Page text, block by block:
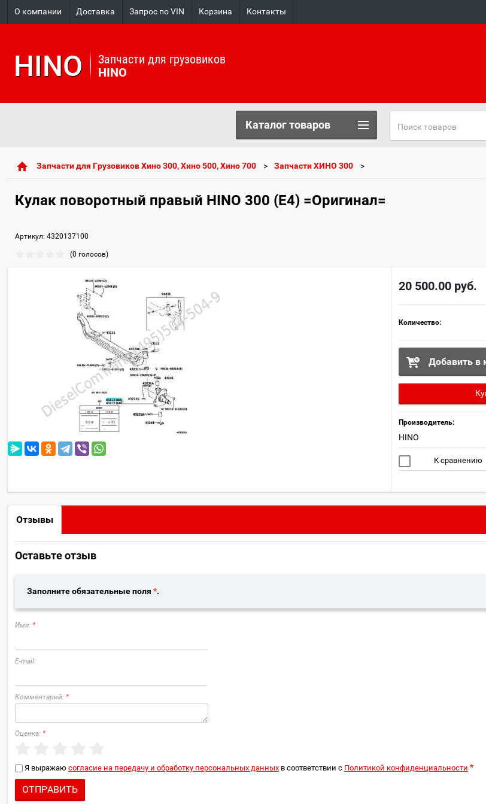
О компании Доставка Запрос по VIN Корзина Контакты
HINO
Запчасти для грузовиков
HINO
Запчасти для Грузовиков Хино 300, Хино 500, Хино 700 Запчасти ХИНО 300
Кулак поворотный правый HINO 300 (E4) =Оригинал=
Артикул: 4320137100
(0 голосов)
20 500.00 руб.
Количество:
Добавить в
Производитель:
HINO
К сравнению
Отзывы
Оставьте отзыв
Заполните обязательные поля *.
Имя: *
E-mail:
Комментарий: *
Оценка: *
Я выражаю согласие на передачу и обработку персональных данных в соответствии с Политикой конфиденциальности *
Каталог товаров